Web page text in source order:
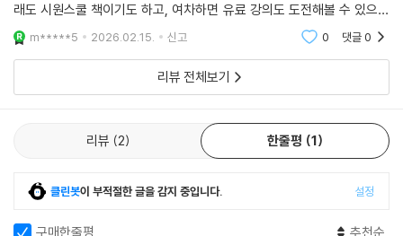
『한권 한달 완성 스페인어 말하기 Lv.1』만의 특별 혜택!
1. 미션 문장 쓰기 노트, 필수 동사 변화표 PDF
본 교재에서 다룬 미션 문장과 필수 동사 변화표를 PDF로 제공합니다. 배
운 내용을 PDF로 복습하면서 스페인어 실력을 탄탄하게 다져보세요.
2. 원어민 성우 무료 MP3 파일
할 수 있도록 무료 MP3 파일을 제공합니다.
독학을 위한 저자 직강 유료 동영상 강의와 말하기 트레이닝 무료 강의를
래도 시원스쿨 책이기도 하고, 여차하면 유료 강의도 도전해볼 수 있으니
열심히 공부해보려 합니다. 발음 mp3파일을 주는 게 참 마음에 드네요. 혼
자 열심히 해보
m*****5 2026.02.15. 신고 0 댓글0
리뷰 전체보기
리뷰 2 한줄평 1
클린봇이 부적절한 글을 감지 중입니다. 설정
구매한줄평 추천순